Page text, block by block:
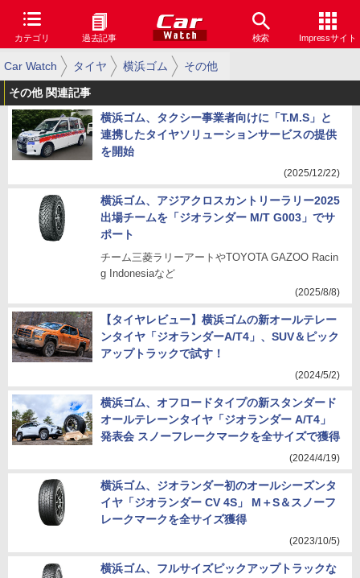
カテゴリ 過去記事 検索 Impressサイト
Car Watch タイヤ 横浜ゴム その他
その他 関連記事
横浜ゴム、タクシー事業者向けに「T.M.S」と
連携したタイヤソリューションサービスの提供
を開始
(2025/12/22)
横浜ゴム、アジアクロスカントリーラリー2025
出場チームを「ジオランダー M/T G003」でサ
ポート
チーム三菱ラリーアートやTOYOTA GAZOO Racin
g Indonesiaなど
(2025/8/8)
【タイヤレビュー】横浜ゴムの新オールテレー
ンタイヤ「ジオランダーA/T4」、SUV＆ピック
アップトラックで試す！
(2024/5/2)
横浜ゴム、オフロードタイプの新スタンダード
オールテレーンタイヤ「ジオランダー A/T4」
発表会 スノーフレークマークを全サイズで獲得
(2024/4/19)
横浜ゴム、ジオランダー初のオールシーズンタ
イヤ「ジオランダー CV 4S」 M＋S＆スノーフ
レークマークを全サイズ獲得
(2023/10/5)
横浜ゴム、フルサイズピックアップトラックな